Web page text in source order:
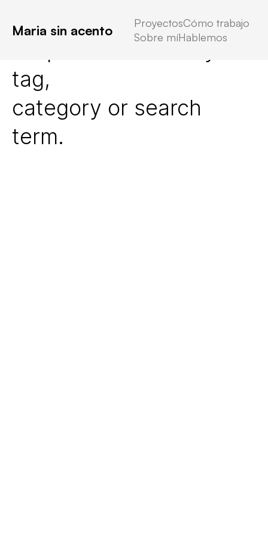
Maria sin acento ProyectosCómo trabajo
Sobre míHablemos
No posts found for your
tag,
category or search
term.